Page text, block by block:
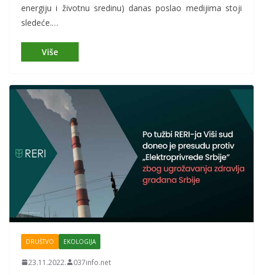
energiju i životnu sredinu) danas poslao medijima stoji
sledeće.…
DRUŠTVO EKOLOGIJA
23.11.2022. 037info.net